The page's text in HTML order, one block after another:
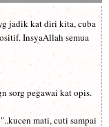
jadik kat diri kita, cuba
InsyaAllah semua
sorg pegawai kat opis.
mati, cuti sampai